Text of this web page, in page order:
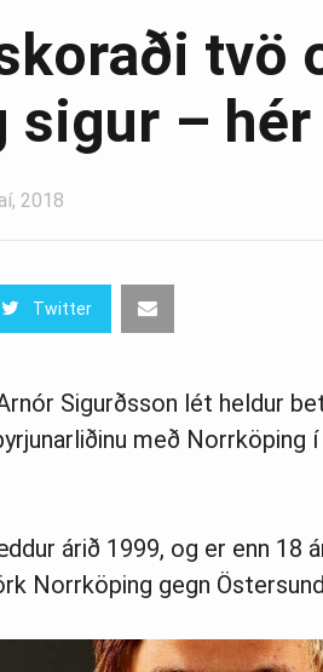
tvö
sigur –
2018
Twitter
Sig­urðsson lét heldur
með Norr­köp­ing
árið 1999, og er enn 18
Norr­köp­ing gegn